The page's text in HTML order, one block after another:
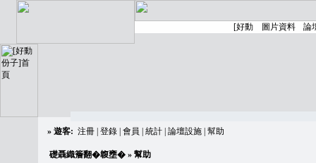
» 遊客: 注冊 登錄 會員 統計 論壇設施 幫助
礎聶織簷翻�䪖壅� » 幫助